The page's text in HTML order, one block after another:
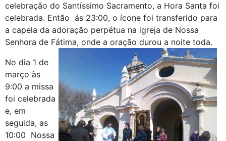
celebração do Santíssimo Sacramento, a Hora Santa foi
celebrada. Então ás 23:00, o ícone foi transferido para
a capela da adoração perpétua na igreja de Nossa
Senhora de Fátima, onde a oração durou a noite toda.
No dia 1 de
março às
9:00 a missa
foi celebrada
e, em
seguida, as
10:00 Nossa